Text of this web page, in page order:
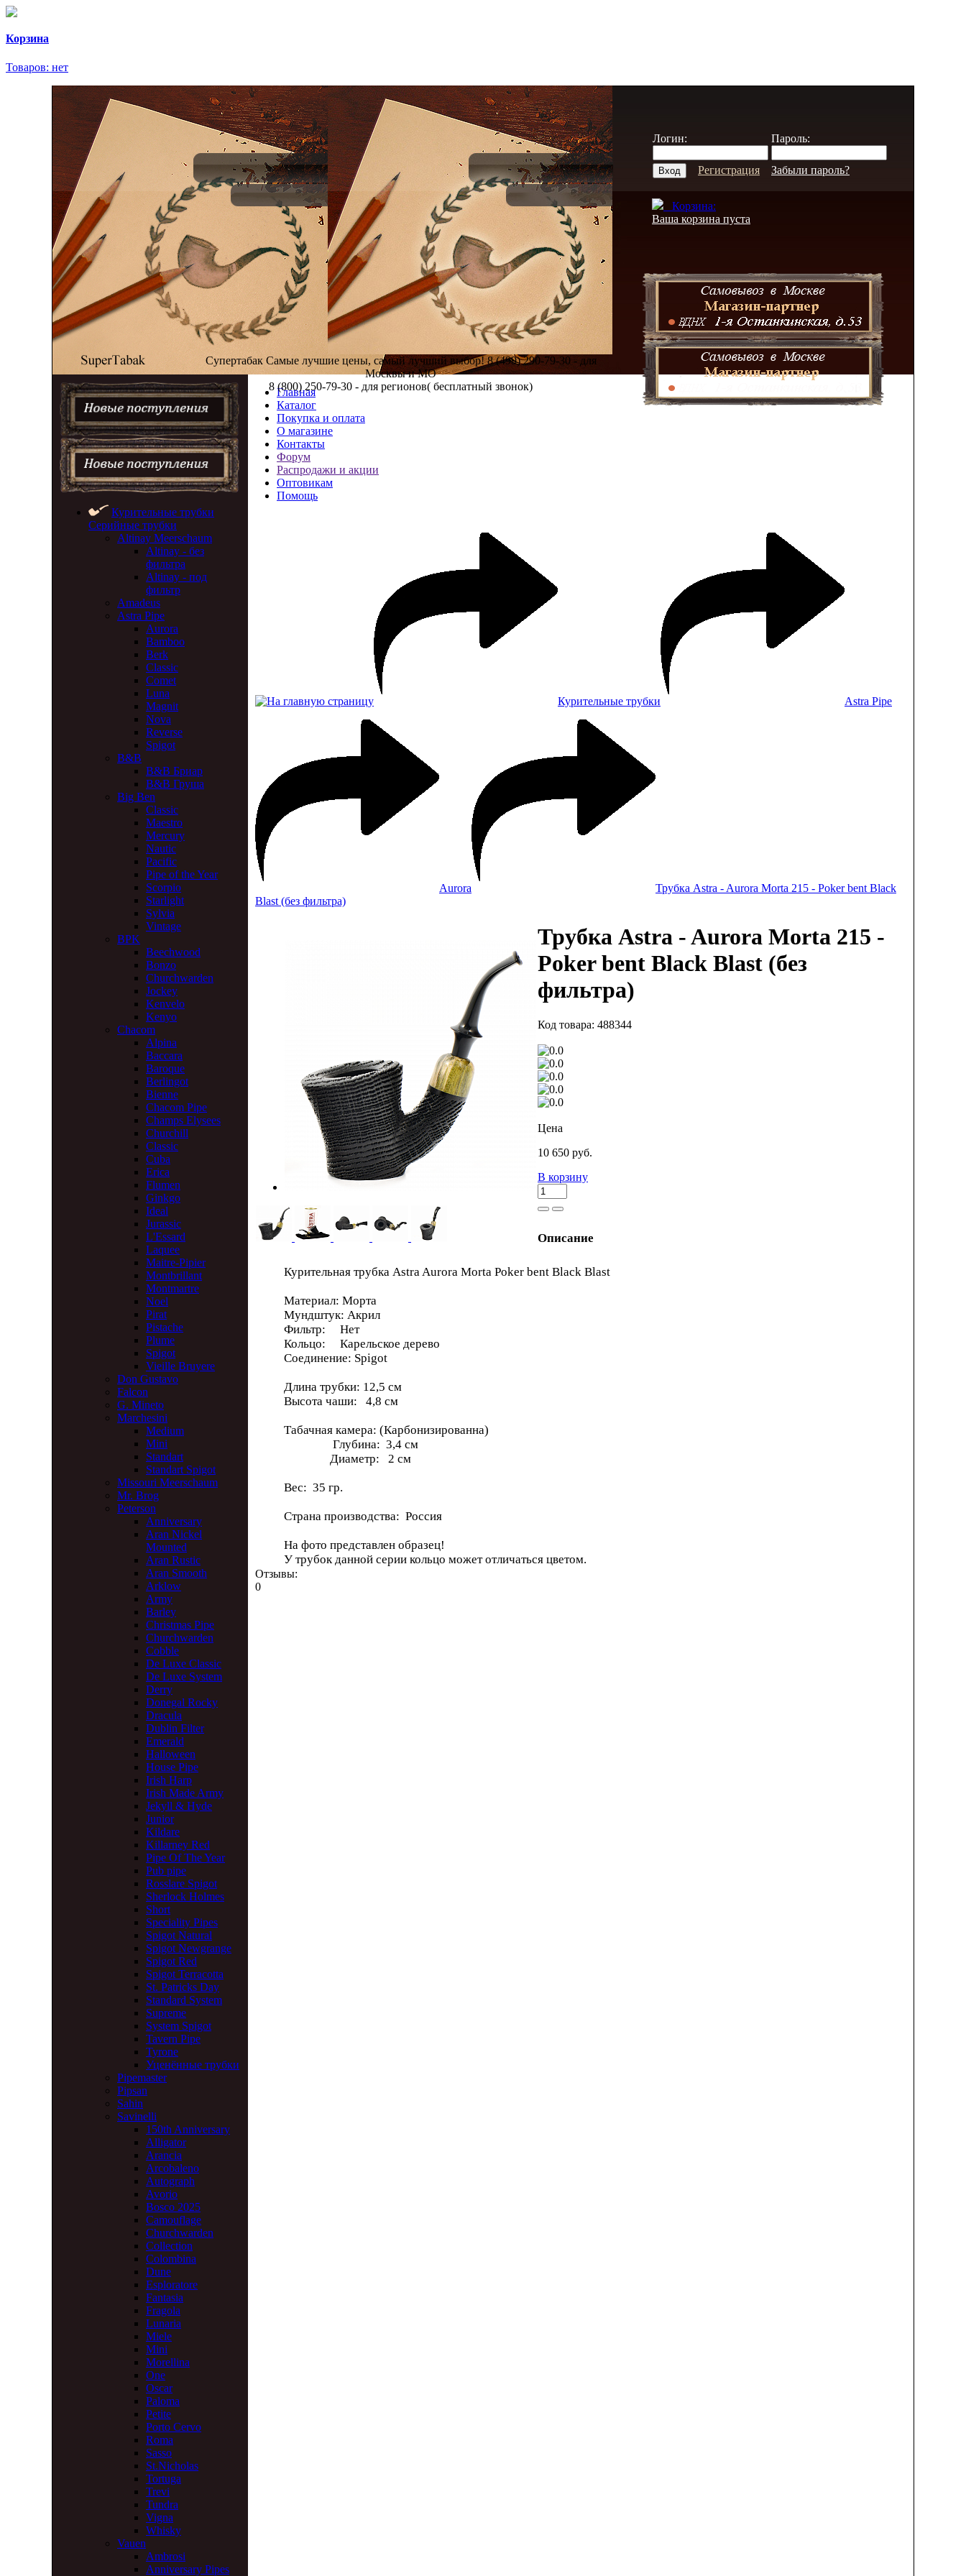
Корзина
Товаров: нет
Супертабак Самые лучшие цены, самый лучший выбор! 8 (499) 290-79-30 - для
Москвы и МО
8 (800) 250-79-30 - для регионов( бесплатный звонок)
Логин: Пароль:
Регистрация Забыли пароль?
Корзина:
Ваша корзина пуста
Курительные трубки
Серийные трубки
Altinay Meerschaum
Altinay - без
фильтра
Altinay - под
фильтр
Amadeus
Astra Pipe
Aurora
Bamboo
Berk
Classic
Comet
Luna
Magnit
Nova
Reverse
Spigot
B&B
B&B Бриар
B&B Груша
Big Ben
Classic
Maestro
Mercury
Nautic
Pacific
Pipe of the Year
Scorpio
Starlight
Sylvia
Vintage
BPK
Beechwood
Bonzo
Churchwarden
Jockey
Kenvelo
Kenyo
Chacom
Alpina
Baccara
Baroque
Berlingot
Bienne
Chacom Pipe
Champs Elysees
Churchill
Classic
Cuba
Erica
Flumen
Ginkgo
Ideal
Jurassic
L'Essard
Laquee
Maitre-Pipier
Montbrillant
Montmartre
Noel
Pirat
Pistache
Plume
Spigot
Vieille Bruyere
Don Gustavo
Falcon
G. Mineto
Marchesini
Medium
Mini
Standart
Standart Spigot
Missouri Meerschaum
Mr. Brog
Peterson
Anniversary
Aran Nickel
Mounted
Aran Rustic
Aran Smooth
Arklow
Army
Barley
Christmas Pipe
Churchwarden
Cobble
De Luxe Classic
De Luxe System
Derry
Donegal Rocky
Dracula
Dublin Filter
Emerald
Halloween
House Pipe
Irish Harp
Irish Made Army
Jekyll & Hyde
Junior
Kildare
Killarney Red
Pipe Of The Year
Pub pipe
Rosslare Spigot
Sherlock Holmes
Short
Speciality Pipes
Spigot Natural
Spigot Newgrange
Spigot Red
Spigot Terracotta
St. Patricks Day
Standard System
Supreme
System Spigot
Tavern Pipe
Tyrone
Уценённые трубки
Pipemaster
Pipsan
Sahin
Savinelli
150th Anniversary
Alligator
Arancia
Arcobaleno
Autograph
Avorio
Bosco 2025
Camouflage
Churchwarden
Collection
Colombina
Dune
Esploratore
Fantasia
Fragola
Lunaria
Miele
Mini
Morellina
One
Oscar
Paloma
Petite
Porto Cervo
Roma
Sasso
St.Nicholas
Tortuga
Trevi
Tundra
Vigna
Whisky
Vauen
Ambrosi
Anniversary Pipes
Главная
Каталог
Покупка и оплата
О магазине
Контакты
Форум
Распродажи и акции
Оптовикам
Помощь
Курительные трубки Astra Pipe
Aurora
Трубка Astra - Aurora Morta 215 - Poker bent Black
Blast (без фильтра)
Трубка Astra - Aurora Morta 215 -
Poker bent Black Blast (без
фильтра)
Код товара: 488344
Цена
10 650 руб.
В корзину
Описание
Курительная трубка Astra Aurora Morta Poker bent Black Blast
Материал: Морта
Мундштук: Акрил
Фильтр: Нет
Кольцо: Карельское дерево
Соединение: Spigot
Длина трубки: 12,5 см
Высота чаши: 4,8 см
Табачная камера: (Карбонизированна)
Глубина: 3,4 см
Диаметр: 2 см
Вес: 35 гр.
Страна производства: Россия
На фото представлен образец!
У трубок данной серии кольцо может отличаться цветом.
Отзывы:
0